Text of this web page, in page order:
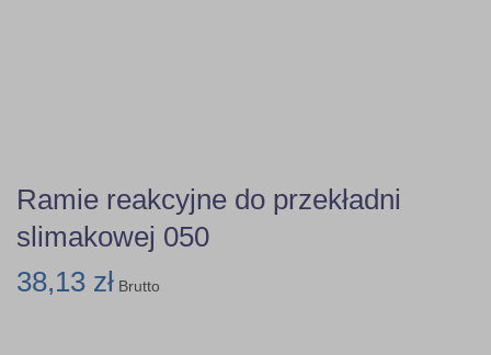
Ramie reakcyjne do przekładni
slimakowej 050
38,13 zł Brutto